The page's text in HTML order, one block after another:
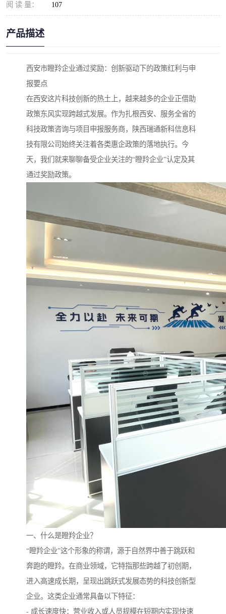
阅 读 量： 107
产品描述
西安市瞪羚企业通过奖励：创新驱动下的政策红利与申
报要点
在西安这片科技创新的热土上，越来越多的企业正借助
政策东风实现跨越式发展。作为扎根西安、服务全省的
科技政策咨询与项目申报服务商，陕西瑞通新科信息科
技有限公司始终关注着各类惠企政策的落地执行。今
天，我们就来聊聊备受企业关注的“瞪羚企业”认定及其
通过奖励政策。
一、什么是瞪羚企业？
“瞪羚企业”这个形象的称谓，源于自然界中善于跳跃和
奔跑的瞪羚。在商业领域，它特指那些跨越了初创期，
进入高速成长期，呈现出跳跃式发展态势的科技创新型
企业。这类企业通常具备以下特征：
- 成长速度快：营业收入或人员规模在短期内实现快速